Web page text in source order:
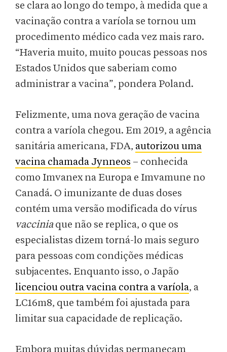
se clara ao longo do tempo, à medida que a
vacinação contra a varíola se tornou um
procedimento médico cada vez mais raro.
“Haveria muito, muito poucas pessoas nos
Estados Unidos que saberiam como
administrar a vacina”, pondera Poland.
Felizmente, uma nova geração de vacina
contra a varíola chegou. Em 2019, a agência
sanitária americana, FDA, autorizou uma
vacina chamada Jynneos – conhecida
como Imvanex na Europa e Imvamune no
Canadá. O imunizante de duas doses
contém uma versão modificada do vírus
vaccinia que não se replica, o que os
especialistas dizem torná-lo mais seguro
para pessoas com condições médicas
subjacentes. Enquanto isso, o Japão
licenciou outra vacina contra a varíola, a
LC16m8, que também foi ajustada para
limitar sua capacidade de replicação.
Embora muitas dúvidas permaneçam